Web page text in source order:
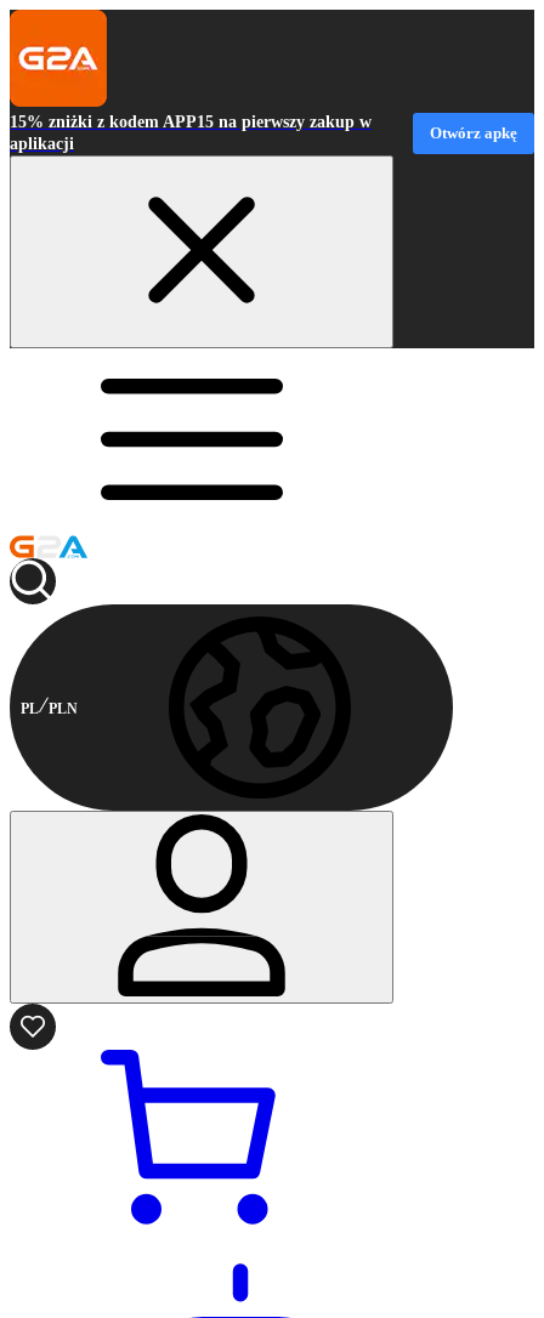
15% zniżki z kodem APP15 na pierwszy zakup w
aplikacji
Otwórz apkę
PL PLN